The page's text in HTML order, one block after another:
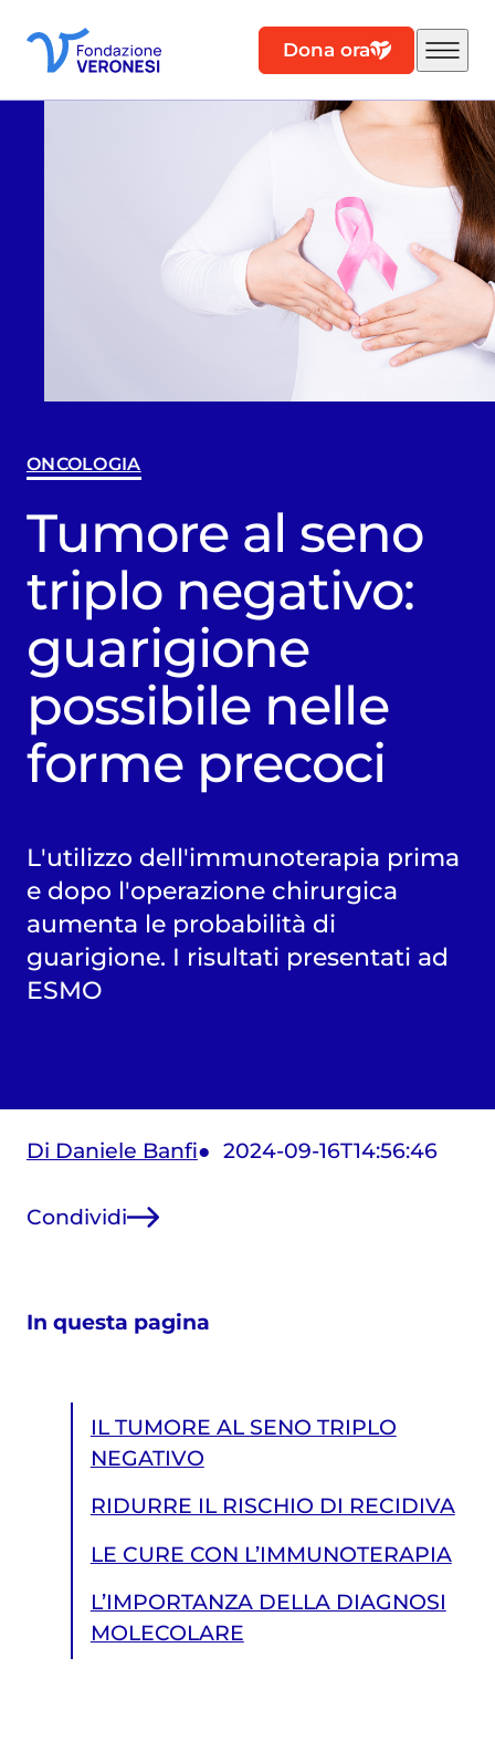
Dona ora
ONCOLOGIA
Tumore al seno
triplo negativo:
guarigione
possibile nelle
forme precoci
L'utilizzo dell'immunoterapia prima
e dopo l'operazione chirurgica
aumenta le probabilità di
guarigione. I risultati presentati ad
ESMO
Di Daniele Banfi 2024-09-16T14:56:46
Condividi
In questa pagina
IL TUMORE AL SENO TRIPLO
NEGATIVO
RIDURRE IL RISCHIO DI RECIDIVA
LE CURE CON L’IMMUNOTERAPIA
L’IMPORTANZA DELLA DIAGNOSI
MOLECOLARE